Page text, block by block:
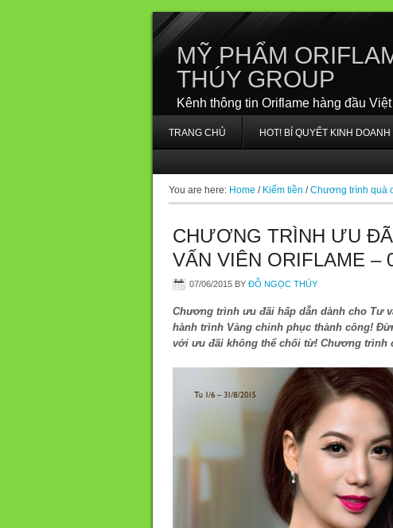
MỸ PHẨM
THÚY GROUP
Kênh thông tin Oriflame hàng đầu
TRANG CHỦ HOT! BÍ QUYẾT KINH
You are here: Home / Kiếm tiền / Chương trình quà
CHƯƠNG TRÌNH ƯU
VẤN VIÊN ORIFLAME –
07/06/2015 BY ĐỖ NGỌC THÚY
Chương trình ưu đãi hấp dẫn dành cho Tư
hành trình Vàng chinh phục thành công!
với ưu đãi không thể chối từ! Chương trình